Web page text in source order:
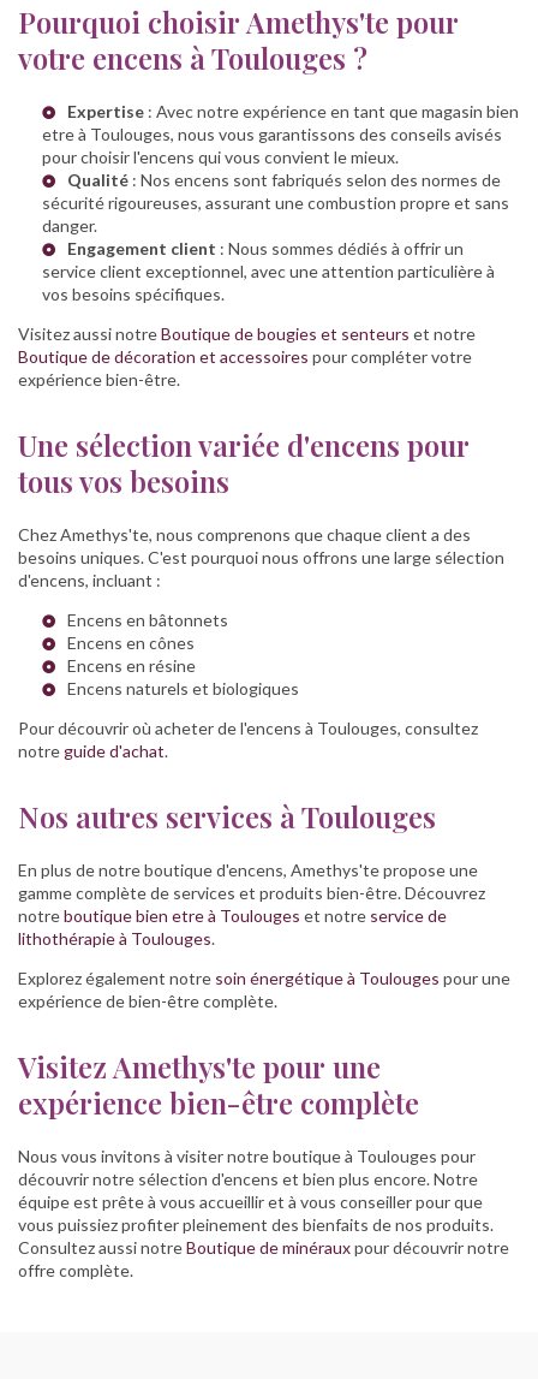
Pourquoi choisir Amethys'te pour
votre encens à Toulouges ?
Expertise : Avec notre expérience en tant quemagasin bien
etre à Toulouges, nous vous garantissons des conseils avisés
pour choisir l'encens qui vous convient le mieux.
Qualité : Nos encens sont fabriqués selon des normes de
sécurité rigoureuses, assurant une combustion propre et sans
danger.
Engagement client : Nous sommes dédiés à offrir un
service client exceptionnel, avec une attention particulière à
vos besoins spécifiques.
Visitez aussi notreBoutique de bougies et senteurs et notre
Boutique de décoration et accessoires pour compléter votre
expérience bien-être.
Une sélection variée d'encens pour
tous vos besoins
Chez Amethys'te, nous comprenons que chaque client a des
besoins uniques. C'est pourquoi nous offrons une large sélection
d'encens, incluant :
Encens en bâtonnets
Encens en cônes
Encens en résine
Encens naturels et biologiques
Pour découvrir où acheter de l'encens à Toulouges, consultez
notreguide d'achat.
Nos autres services à Toulouges
En plus de notre boutique d'encens, Amethys'te propose une
gamme complète de services et produits bien-être. Découvrez
notreboutique bien etre à Toulouges et notre service de
lithothérapie à Toulouges.
Explorez également notre soin énergétique à Toulouges pour une
expérience de bien-être complète.
Visitez Amethys'te pour une
expérience bien-être complète
Nous vous invitons à visiter notre boutique à Toulouges pour
découvrir notre sélection d'encens et bien plus encore. Notre
équipe est prête à vous accueillir et à vous conseiller pour que
vous puissiez profiter pleinement des bienfaits de nos produits.
Consultez aussi notreBoutique de minérauxpour découvrir notre
offre complète.